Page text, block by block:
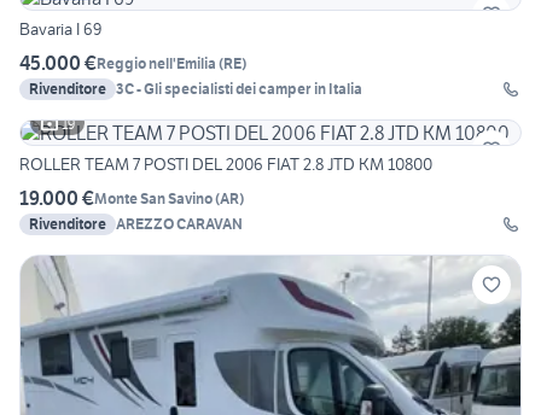
Bavaria I 69
45.000 €Reggio nell'Emilia (RE)
Rivenditore 3C - Gli specialisti dei camper in Italia
19
ROLLER TEAM 7 POSTI DEL 2006 FIAT 2.8 JTD KM 10800
19.000 €Monte San Savino(AR)
Rivenditore AREZZO CARAVAN